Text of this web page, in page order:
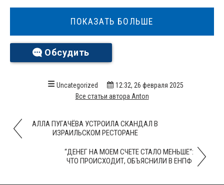
ПОКАЗАТЬ БОЛЬШЕ
Обсудить
Uncategorized
12:32, 26 февраля 2025
Все статьи автора Anton
АЛЛА ПУГАЧЁВА УСТРОИЛА СКАНДАЛ В
ИЗРАИЛЬСКОМ РЕСТОРАНЕ
“ДЕНЕГ НА МОЕМ СЧЕТЕ СТАЛО МЕНЬШЕ“:
ЧТО ПРОИСХОДИТ, ОБЪЯСНИЛИ В ЕНПФ